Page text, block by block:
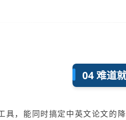
04 难道
具，能同时搞定中英文论文的